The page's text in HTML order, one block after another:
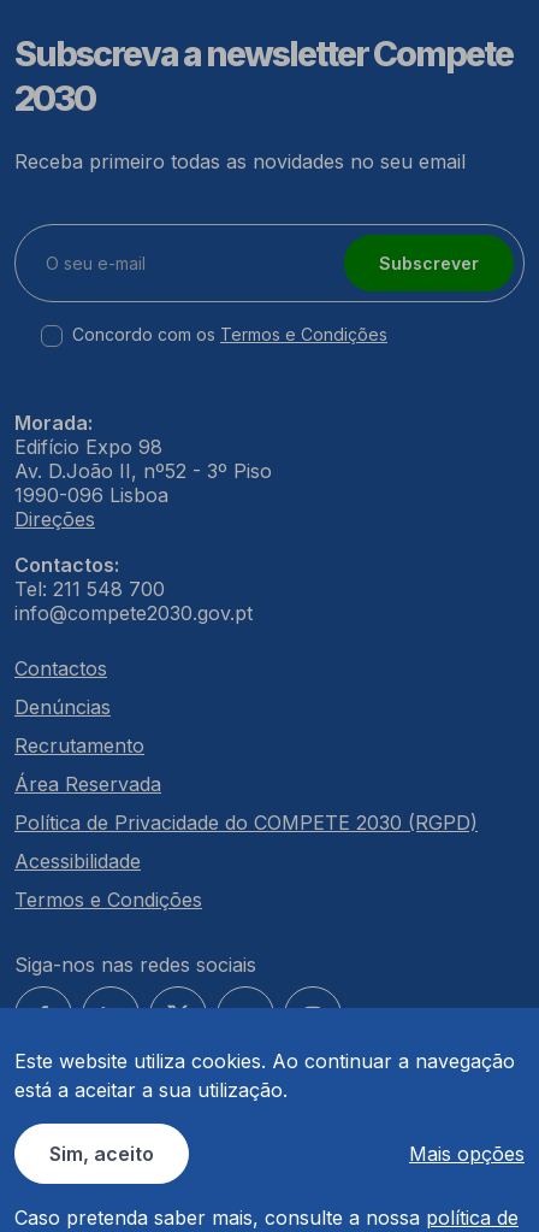
Este website utiliza cookies. Ao continuar a navegação
está a aceitar a sua utilização.
Sim, aceito Mais opções
Caso pretenda saber mais, consulte a nossa política de
Subscreva a newsletter Compete
2030
Receba primeiro todas as novidades no seu email
Subscrever
Concordo com os Termos e Condições
Morada:
Edifício Expo 98
Av. D.João II, nº52 - 3º Piso
1990-096 Lisboa
Direções
Contactos:
Tel: 211 548 700
info@compete2030.gov.pt
Contactos
Denúncias
Recrutamento
Área Reservada
Política de Privacidade do COMPETE 2030 (RGPD)
Acessibilidade
Termos e Condições
Siga-nos nas redes sociais
© COMPETE 2030. Todos os direitos reservados.